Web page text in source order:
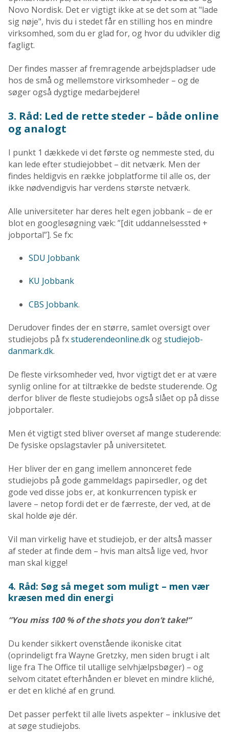
Novo Nordisk. Det er vigtigt ikke at se det som at "lade
sig nøje", hvis du i stedet får en stilling hos en mindre
virksomhed, som du er glad for, og hvor du udvikler dig
fagligt.
Der findes masser af fremragende arbejdspladser ude
hos de små og mellemstore virksomheder – og de
søger også dygtige medarbejdere!
3. Råd: Led de rette steder – både online
og analogt
I punkt 1 dækkede vi det første og nemmeste sted, du
kan lede efter studiejobbet – dit netværk. Men der
findes heldigvis en række jobplatforme til alle os, der
ikke nødvendigvis har verdens største netværk.
Alle universiteter har deres helt egen jobbank – de er
blot en googlesøgning væk: ”[dit uddannelsessted +
jobportal”]. Se fx:
SDU Jobbank
KU Jobbank
CBS Jobbank.
Derudover findes der en større, samlet oversigt over
studiejobs på fxstuderendeonline.dkogstudiejob-
danmark.dk.
De fleste virksomheder ved, hvor vigtigt det er at være
synlig online for at tiltrække de bedste studerende. Og
derfor bliver de fleste studiejobs også slået op på disse
jobportaler.
Men ét vigtigt sted bliver overset af mange studerende:
De fysiske opslagstavler på universitetet.
Her bliver der en gang imellem annonceret fede
studiejobs på gode gammeldags papirsedler, og det
gode ved disse jobs er, at konkurrencen typisk er
lavere – netop fordi det er de færreste, der ved, at de
skal holde øje dér.
Vil man virkelig have et studiejob, er der altså masser
af steder at finde dem – hvis man altså lige ved, hvor
man skal kigge!
4. Råd: Søg så meget som muligt – men vær
kræsen med din energi
”You miss 100 % of the shots you don’t take!”
Du kender sikkert ovenstående ikoniske citat
(oprindeligt fra Wayne Gretzky, men siden brugt i alt
lige fra The Office til utallige selvhjælpsbøger) – og
selvom citatet efterhånden er blevet en mindre kliché,
er det en kliché af en grund.
Det passer perfekt til alle livets aspekter – inklusive det
at søge studiejobs.